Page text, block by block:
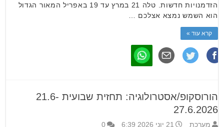
הזדמנויות חדשות. טלה 21 במרץ עד 19 באפריל המאור הגדול
הוא השמש נמצא אצלכם …
קרא עוד »
הורוסקופ/אסטרולוגיה: תחזית שבועית 21.6-
27.6.2026
מערכת 21 יוני 2026 6:39 0